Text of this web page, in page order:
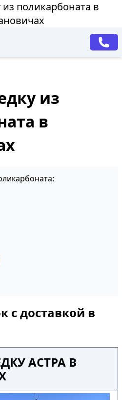
из поликарбоната в
из
в
с доставкой в
АСТРА В